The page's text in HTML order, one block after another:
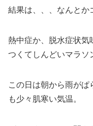
結果は、、、なんとか
熱中症か、脱水症状気
つくてしんどいマラソ
この日は朝から雨が
も少々肌寒い気温。